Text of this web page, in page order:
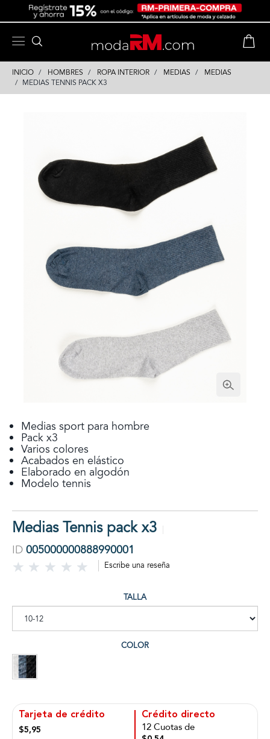
INICIO HOMBRES ROPA INTERIOR MEDIAS
MEDIAS
MEDIAS TENNIS PACK X3
Medias sport para hombre
Pack x3
Varios colores
Acabados en elástico
Elaborado en algodón
Modelo tennis
Medias Tennis pack x3
ID 005000000888990001
Escribe una reseña
TALLA
COLOR
Tarjeta de crédito
$5,95
Crédito directo
12 Cuotas de